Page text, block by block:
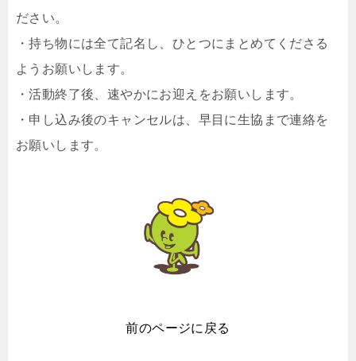
ださい。
・持ち物には全て記名し、ひとつにまとめてくださる
ようお願いします。
・活動終了後、速やかにお迎えをお願いします。
・申し込み後のキャンセルは、早目に生協まで連絡を
お願いします。
前のページに戻る